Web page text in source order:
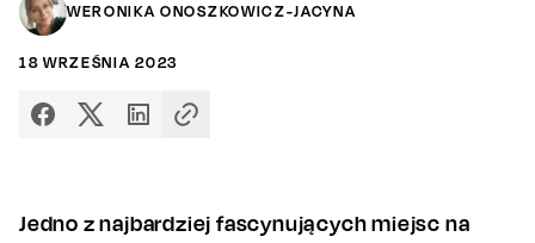
WERONIKA ONOSZKOWICZ-JACYNA
18 WRZEŚNIA 2023
Jedno z najbardziej fascynujących miejsc na